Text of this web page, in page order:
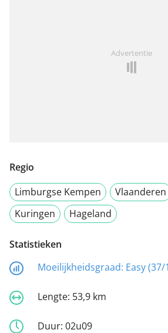
Advertentie
Regio
Limburgse Kempen
Vlaanderen
Kuringen
Hageland
Statistieken
Moeilijkheidsgraad: Easy (37/
Lengte: 53,9 km
Duur: 02u09